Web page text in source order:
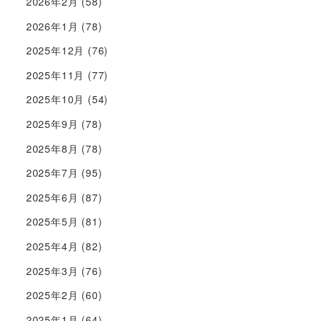
2026年1月 (78)
2025年12月 (76)
2025年11月 (77)
2025年10月 (54)
2025年9月 (78)
2025年8月 (78)
2025年7月 (95)
2025年6月 (87)
2025年5月 (81)
2025年4月 (82)
2025年3月 (76)
2025年2月 (60)